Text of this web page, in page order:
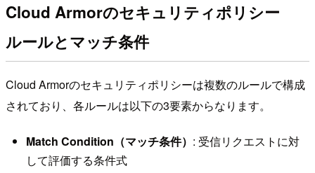
Cloud Armorのセキュリティポリシー
ルールとマッチ条件
Cloud Armorのセキュリティポリシーは複数のルールで構成
されており、各ルールは以下の3要素からなります。
Match Condition（マッチ条件） : 受信リクエストに対
して評価する条件式